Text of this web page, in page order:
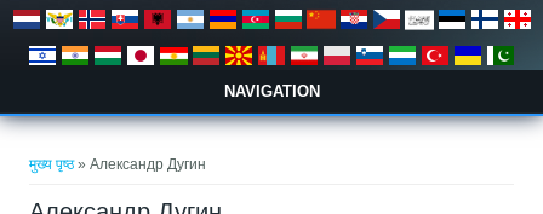
NAVIGATION
मुख्य पृष्ठ» Александр Дугин